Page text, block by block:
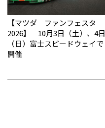
【マツダ ファンフェスタ
2026】 10月3日（土）、4日
（日）富士スピードウェイで
開催